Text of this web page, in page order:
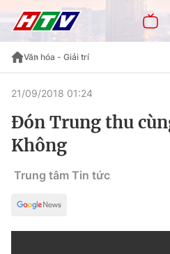
Văn hóa - Giải trí
21/09/2018 01:24
Đón Trung thu
Không
Trung tâm Tin tức